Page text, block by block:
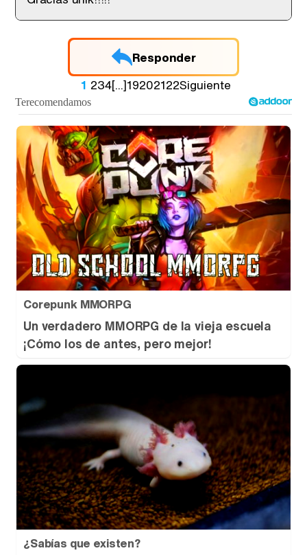
Responder
1 234[...]19202122Siguiente
Corepunk MMORPG
Un verdadero MMORPG de la vieja escuela
¡Cómo los de antes, pero mejor!
¿Sabías que existen?